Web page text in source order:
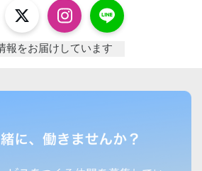
報をお届けしています